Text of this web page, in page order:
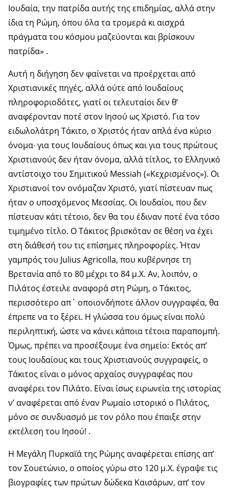
Ιουδαία, την πατρίδα αυτής της επιδημίας, αλλά στην
ίδια τη Ρώμη, όπου όλα τα τρομερά κι αισχρά
πράγματα του κόσμου μαζεύονται και βρίσκουν
πατρίδα» .
Αυτή η διήγηση δεν φαίνεται να προέρχεται από
Χριστιανικές πηγές, αλλά ούτε από Ιουδαίους
πληροφοριοδότες, γιατί οι τελευταίοι δεν θ’
αναφέρονταν ποτέ στον Ιησού ως Χριστό. Για τον
ειδωλολάτρη Τάκιτο, ο Χριστός ήταν απλά ένα κύριο
όνομα∙ για τους Ιουδαίους όπως και για τους πρώτους
Χριστιανούς δεν ήταν όνομα, αλλά τίτλος, το Ελληνικό
αντίστοιχο του Σημιτικού Messiah («Κεχρισμένος»). Οι
Χριστιανοί τον ονόμαζαν Χριστό, γιατί πίστευαν πως
ήταν ο υποσχόμενος Μεσσίας. Οι Ιουδαίοι, που δεν
πίστευαν κάτι τέτοιο, δεν θα του έδιναν ποτέ ένα τόσο
τιμημένο τίτλο. Ο Τάκιτος βρισκόταν σε θέση να έχει
στη διάθεσή του τις επίσημες πληροφορίες. Ήταν
γαμπρός του Julius Agricolla, που κυβέρνησε τη
Βρετανία από το 80 μέχρι το 84 μ.Χ. Αν, λοιπόν, ο
Πιλάτος έστειλε αναφορά στη Ρώμη, ο Τάκιτος,
περισσότερο απ΄ οποιονδήποτε άλλον συγγραφέα, θα
έπρεπε να το ξέρει. Η γλώσσα του όμως είναι πολύ
περιληπτική, ώστε να κάνει κάποια τέτοια παραπομπή.
Όμως, πρέπει να προσέξουμε ένα σημείο: Εκτός απ’
τους Ιουδαίους και τους Χριστιανούς συγγραφείς, ο
Τάκιτος είναι ο μόνος αρχαίος συγγραφέας που
αναφέρει τον Πιλάτο. Είναι ίσως ειρωνεία της ιστορίας
ν’ αναφέρεται από έναν Ρωμαίο ιστορικό ο Πιλάτος,
μόνο σε συνδυασμό με τον ρόλο που έπαιξε στην
εκτέλεση του Ιησού! .
Η Μεγάλη Πυρκαϊά της Ρώμης αναφέρεται επίσης απ’
τον Σουετώνιο, ο οποίος γύρω στο 120 μ.Χ. έγραψε τις
βιογραφίες των πρώτων δώδεκα Καισάρων, απ’ τον